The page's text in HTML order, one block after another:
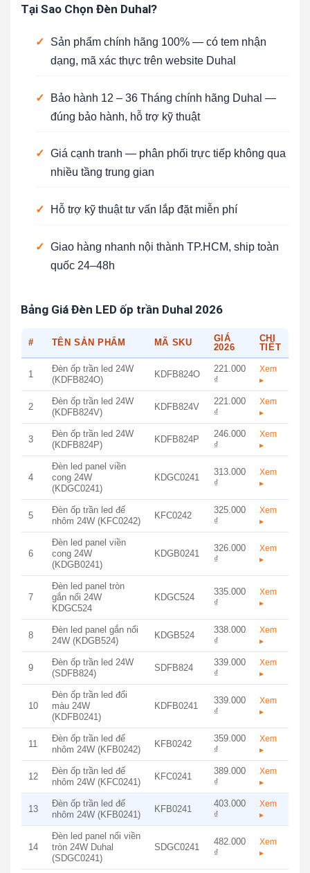
Tại Sao Chọn Đèn Duhal?
✓
Sản phẩm chính hãng 100% — có tem nhận
dạng, mã xác thực trên website Duhal
✓
Bảo hành 12 – 36 Tháng chính hãng Duhal —
đúng bảo hành, hỗ trợ kỹ thuật
✓ Giá cạnh tranh — phân phối trực tiếp không qua
nhiều tầng trung gian
✓ Hỗ trợ kỹ thuật tư vấn lắp đặt miễn phí
✓ Giao hàng nhanh nội thành TP.HCM, ship toàn
quốc 24–48h
Bảng Giá Đèn LED ốp trần Duhal 2026
# TÊN SẢN PHẨM MÃ SKU
GIÁ
2026
CHI
TIẾT
1
Đèn ốp trần led 24W
(KDFB824O)
KDFB824O
221.000
₫
Xem
▸
2
Đèn ốp trần led 24W
(KDFB824V)
KDFB824V
221.000
₫
Xem
▸
3
Đèn ốp trần led 24W
(KDFB824P)
KDFB824P
246.000
₫
Xem
▸
4
Đèn led panel viền
cong 24W
(KDGC0241)
KDGC0241
313.000
₫
Xem
▸
5
Đèn ốp trần led đế
nhôm 24W (KFC0242)
KFC0242
325.000
₫
Xem
▸
6
Đèn led panel viền
cong 24W
(KDGB0241)
KDGB0241
326.000
₫
Xem
▸
7
Đèn led panel tròn
gắn nổi 24W
KDGC524
KDGC524
335.000
₫
Xem
▸
8
Đèn led panel gắn nổi
24W (KDGB524)
KDGB524
338.000
₫
Xem
▸
9
Đèn ốp trần led 24W
(SDFB824)
SDFB824
339.000
₫
Xem
▸
10
Đèn ốp trần led đổi
màu 24W
(KDFB0241)
KDFB0241
339.000
₫
Xem
▸
11
Đèn ốp trần led đế
nhôm 24W (KFB0242)
KFB0242
359.000
₫
Xem
▸
12
Đèn ốp trần led đế
nhôm 24W (KFC0241)
KFC0241
389.000
₫
Xem
▸
13
Đèn ốp trần led đế
nhôm 24W (KFB0241)
KFB0241
403.000
₫
Xem
▸
14
Đèn led panel nổi viền
tròn 24W Duhal
(SDGC0241)
SDGC0241
482.000
₫
Xem
▸